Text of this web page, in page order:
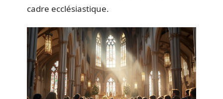
cadre ecclésiastique.